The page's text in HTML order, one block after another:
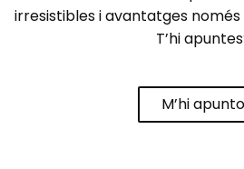
irresistibles i avantatges
T’hi
M’hi apunto